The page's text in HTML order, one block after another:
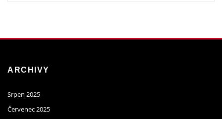
ARCHIVY
Srpen 2025
Červenec 2025